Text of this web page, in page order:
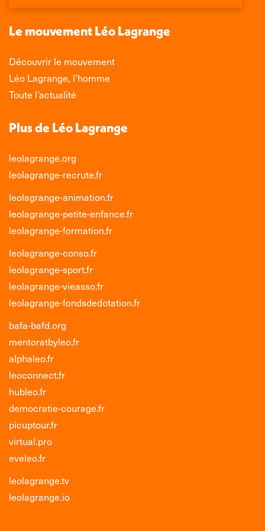
une
fenêtre
une
fenêtre
une
fenêtre
une
nouvelle
fenêtre
Le mouvement Léo Lagrange
Découvrir le mouvement
Léo Lagrange, l’homme
Toute l’actualité
Plus de Léo Lagrange
leolagrange.org
leolagrange-recrute.fr
leolagrange-animation.fr
leolagrange-petite-enfance.fr
leolagrange-formation.fr
leolagrange-conso.fr
leolagrange-sport.fr
leolagrange-vieasso.fr
leolagrange-fondsdedotation.fr
bafa-bafd.org
mentoratbyleo.fr
alphaleo.fr
leoconnect.fr
hubleo.fr
democratie-courage.fr
picuptour.fr
virtual.pro
eveleo.fr
leolagrange.tv
leolagrange.io